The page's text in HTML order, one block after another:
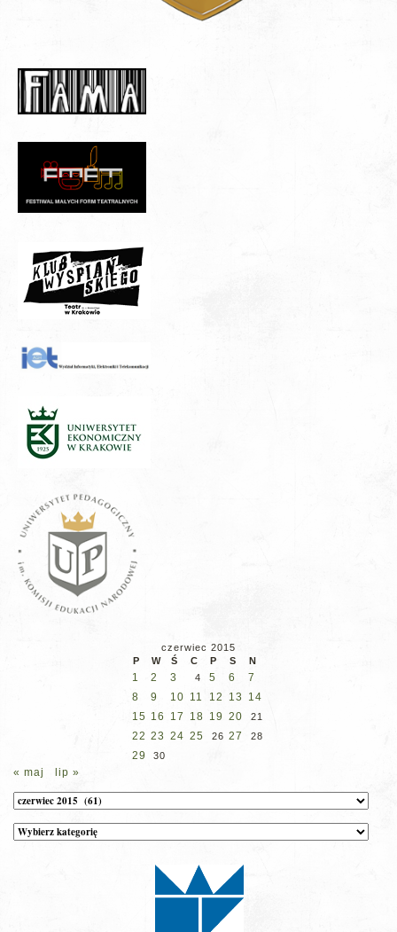
czerwiec 2015
P
W Ś C P S N
1 2 3 4 5 6
7
8
9 10 11 12 13
14
15 16 17 18 19 20 21
22 23 24 25 26 27 28
29 30
« maj lip »
Archiwum
Kategorie
wpisów